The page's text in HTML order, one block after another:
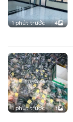
1 phút trước 4
1 phút trước 1